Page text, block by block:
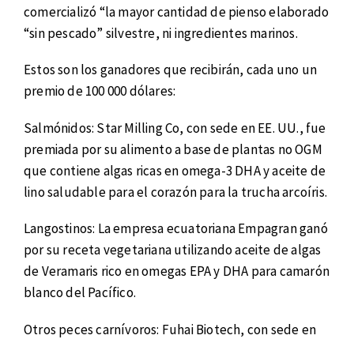
comercializó “la mayor cantidad de pienso elaborado
“sin pescado” silvestre, ni ingredientes marinos.
Estos son los ganadores que recibirán, cada uno un
premio de 100 000 dólares:
Salmónidos: Star Milling Co, con sede en EE. UU., fue
premiada por su alimento a base de plantas no OGM
que contiene algas ricas en omega-3 DHA y aceite de
lino saludable para el corazón para la trucha arcoíris.
Langostinos: La empresa ecuatoriana Empagran ganó
por su receta vegetariana utilizando aceite de algas
de Veramaris rico en omegas EPA y DHA para camarón
blanco del Pacífico.
Otros peces carnívoros: Fuhai Biotech, con sede en